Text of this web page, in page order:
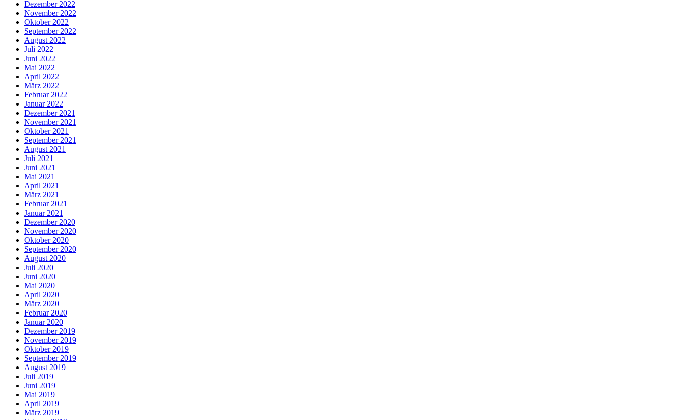
Dezember 2022
November 2022
Oktober 2022
September 2022
August 2022
Juli 2022
Juni 2022
Mai 2022
April 2022
März 2022
Februar 2022
Januar 2022
Dezember 2021
November 2021
Oktober 2021
September 2021
August 2021
Juli 2021
Juni 2021
Mai 2021
April 2021
März 2021
Februar 2021
Januar 2021
Dezember 2020
November 2020
Oktober 2020
September 2020
August 2020
Juli 2020
Juni 2020
Mai 2020
April 2020
März 2020
Februar 2020
Januar 2020
Dezember 2019
November 2019
Oktober 2019
September 2019
August 2019
Juli 2019
Juni 2019
Mai 2019
April 2019
März 2019